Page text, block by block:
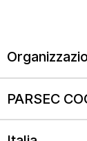
PARSEC